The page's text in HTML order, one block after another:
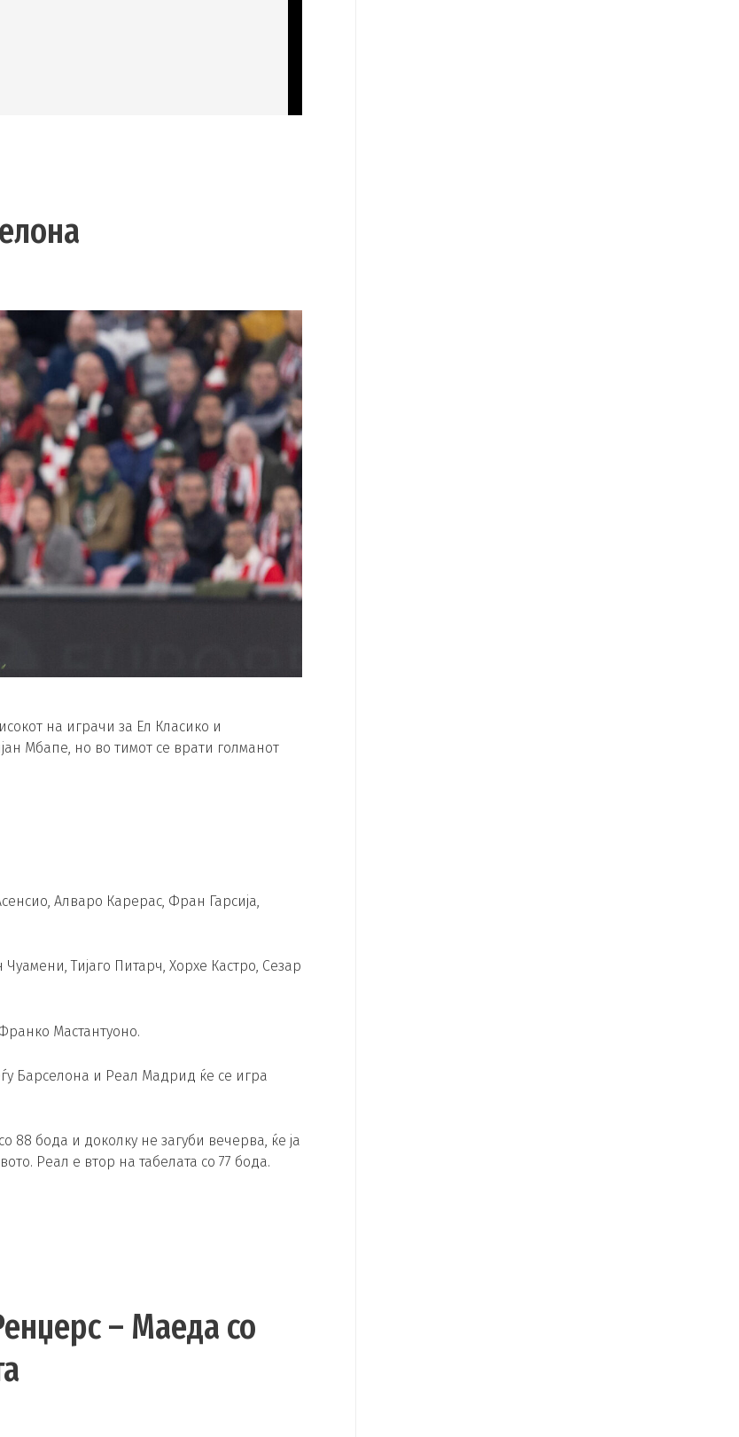
на играчи за Ел Класико и
Мбапе, но во тимот се врати голманот
Алваро Карерас, Фран Гарсија,
Тијаго Питарч, Хорхе Кастро, Сезар
Мастантуоно.
Барселона и Реал Мадрид ќе се игра
88 бода и доколку не загуби вечерва, ќе ја
Реал е втор на табелата со 77 бода.
– Маеда со